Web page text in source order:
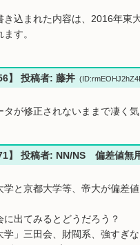
込まれた内容は、2016年東
す。
】 投稿者: 藤丼
タが修正されないままで凄く気
】 投稿者: NN/NS 偏差値無
学と京都大学等、帝大が偏差
に出てみるとどうだろう？
学」三田会、財閥系、強すぎ